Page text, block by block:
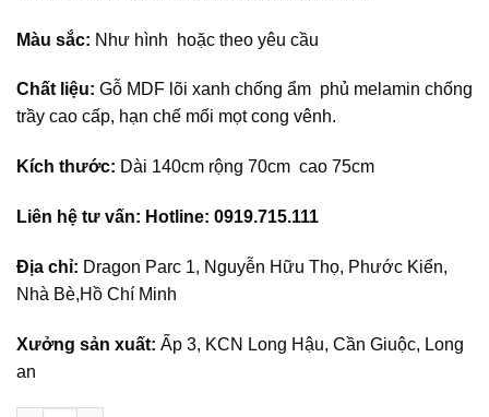
Màu sắc: Như hình hoặc theo yêu cầu
Chất liệu: Gỗ MDF lõi xanh chống ẩm phủ melamin chống
trầy cao cấp, hạn chế mối mọt cong vênh.
Kích thước: Dài 140cm rộng 70cm cao 75cm
Liên hệ tư vấn: Hotline: 0919.715.111
Địa chỉ: Dragon Parc 1, Nguyễn Hữu Thọ, Phước Kiển,
Nhà Bè,Hồ Chí Minh
Xưởng sản xuất: Ấp 3, KCN Long Hậu, Cần Giuộc, Long
an